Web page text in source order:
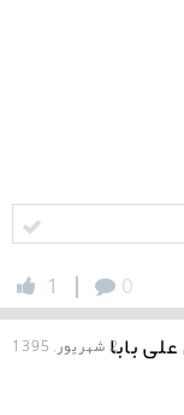
0
|
1
بابا
2 شهریور, 1395